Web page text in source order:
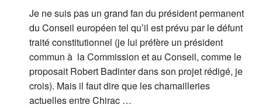
Je ne suis pas un grand fan du président permanent
du Conseil européen tel qu’il est prévu par le défunt
traité constitutionnel (je lui préfère un président
commun à la Commission et au Conseil, comme le
proposait Robert Badinter dans son projet rédigé, je
crois). Mais il faut dire que les chamailleries
actuelles entre Chirac …